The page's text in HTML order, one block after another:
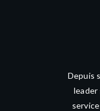
Depuis
leader